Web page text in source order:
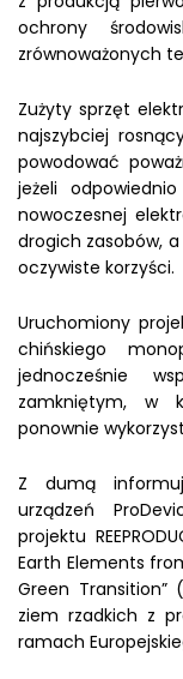
ochrony
zrównoważonych
Zużyty sprzęt
najszybciej
powodować
jeżeli
nowoczesnej
drogich zasobów,
oczywiste korzyści.
Uruchomiony
chińskiego
jednocześnie
zamkniętym, w
ponownie
Z dumą
urządzeń
projektu
Earth Elements
Green Transition”
ziem rzadkich z
ramach